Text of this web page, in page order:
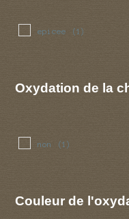
epicee (1)
Oxydation de la
non (1)
Couleur de